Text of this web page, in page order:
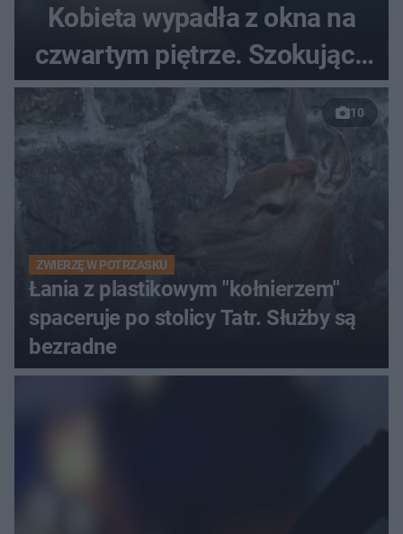
Kobieta wypadła z okna na
czwartym piętrze. Szokujące
nagranie trafiło do sieci
10
ZWIERZĘ W POTRZASKU
Łania z plastikowym "kołnierzem"
spaceruje po stolicy Tatr. Służby są
bezradne